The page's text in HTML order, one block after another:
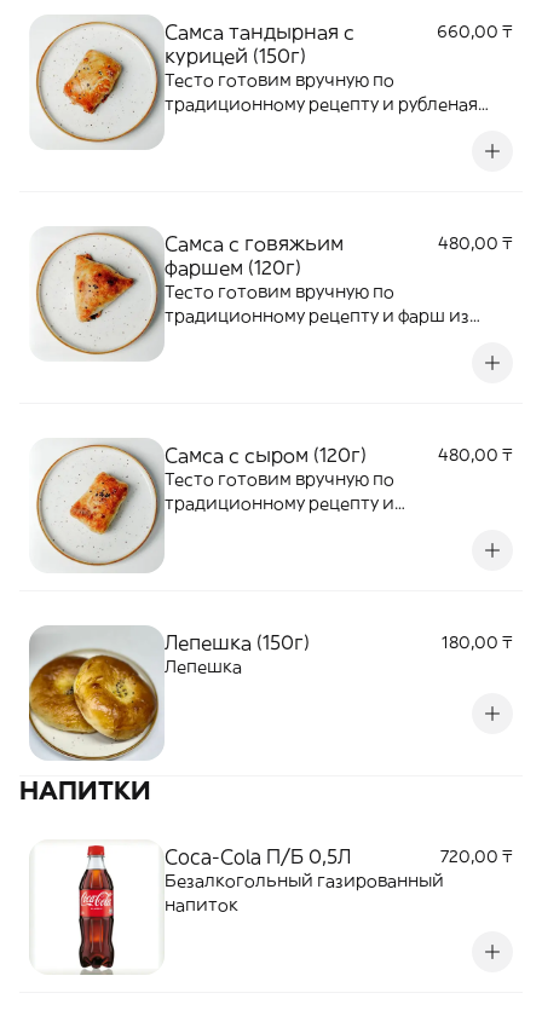
Самса тандырная с
курицей (150г)
660,00 ₸
Тесто готовим вручную по
традиционному рецепту и рубленая
Самса с говяжьим
фаршем (120г)
480,00 ₸
Тесто готовим вручную по
традиционному рецепту и фарш из
Самса с сыром (120г)
480,00 ₸
Тесто готовим вручную по
традиционному рецепту и
Лепешка (150г)
180,00 ₸
Лепешка
НАПИТКИ
Coca-Cola П/Б 0,5Л
720,00 ₸
Безалкогольный газированный
напиток